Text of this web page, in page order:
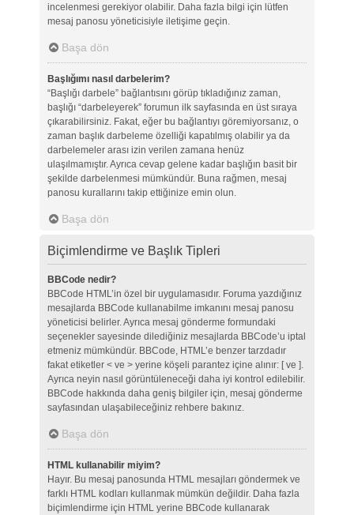
incelenmesi gerekiyor olabilir. Daha fazla bilgi için lütfen
mesaj panosu yöneticisiyle iletişime geçin.
Başa dön
Başlığımı nasıl darbelerim?
“Başlığı darbele” bağlantısını görüp tıkladığınız zaman,
başlığı “darbeleyerek” forumun ilk sayfasında en üst sıraya
çıkarabilirsiniz. Fakat, eğer bu bağlantıyı göremiyorsanız, o
zaman başlık darbeleme özelliği kapatılmış olabilir ya da
darbelemeler arası izin verilen zamana henüz
ulaşılmamıştır. Ayrıca cevap gelene kadar başlığın basit bir
şekilde darbelenmesi mümkündür. Buna rağmen, mesaj
panosu kurallarını takip ettiğinize emin olun.
Başa dön
Biçimlendirme ve Başlık Tipleri
BBCode nedir?
BBCode HTML’in özel bir uygulamasıdır. Foruma yazdığınız
mesajlarda BBCode kullanabilme imkanını mesaj panosu
yöneticisi belirler. Ayrıca mesaj gönderme formundaki
seçenekler sayesinde dilediğiniz mesajlarda BBCode’u iptal
etmeniz mümkündür. BBCode, HTML’e benzer tarzdadır
fakat etiketler < ve > yerine köşeli parantez içine alınır: [ ve ].
Ayrıca neyin nasıl görüntüleneceği daha iyi kontrol edilebilir.
BBCode hakkında daha geniş bilgiler için, mesaj gönderme
sayfasından ulaşabileceğiniz rehbere bakınız.
Başa dön
HTML kullanabilir miyim?
Hayır. Bu mesaj panosunda HTML mesajları göndermek ve
farklı HTML kodları kullanmak mümkün değildir. Daha fazla
biçimlendirme için HTML yerine BBCode kullanarak